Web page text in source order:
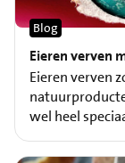
Eieren verven
Blog
Eieren verven
wel heel